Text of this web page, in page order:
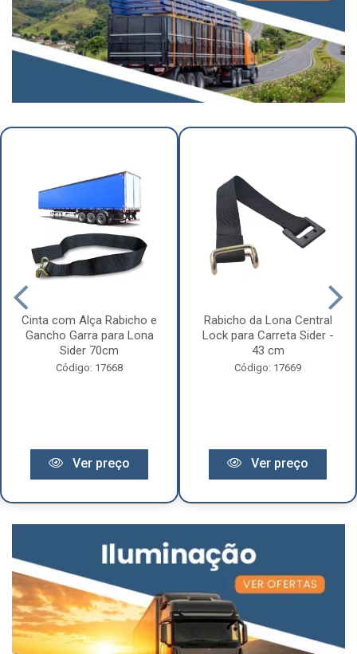
Cinta com Alça Rabicho e
Gancho Garra para Lona
Sider 70cm
Código: 17668
Ver preço
Rabicho da Lona Central
Lock para Carreta Sider -
43 cm
Código: 17669
Ver preço